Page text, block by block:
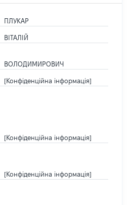
ПЛУКАР
ВІТАЛІЙ
ВОЛОДИМИРОВИЧ
[Конфіденційна інформація]
[Конфіденційна інформація]
[Конфіденційна інформація]